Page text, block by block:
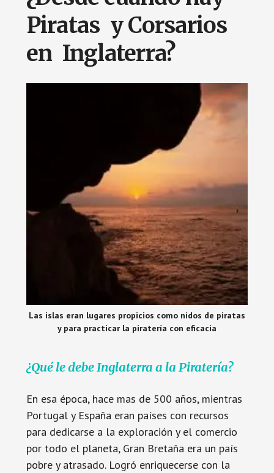
Piratas y Corsarios
en Inglaterra?
Las islas eran lugares propicios como nidos de piratas
y para practicar la piratería con eficacia
¿Qué le debe Inglaterra a la Piratería?
En esa época, hace mas de 500 años, mientras
Portugal y España eran países con recursos
para dedicarse a la exploración y el comercio
por todo el planeta, Gran Bretaña era un país
pobre y atrasado. Logró enriquecerse con la